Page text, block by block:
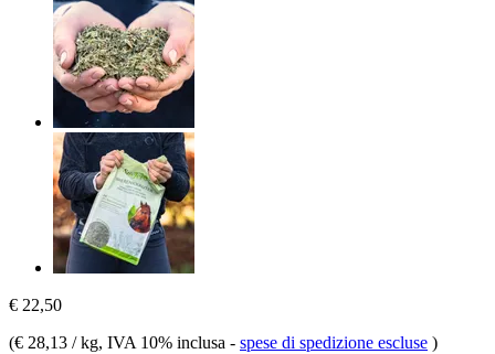
€ 22,50
(€ 28,13 / kg, IVA 10% inclusa - spese di spedizione escluse )